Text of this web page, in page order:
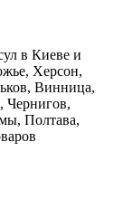
в Киеве и
Херсон,
Винница,
Чернигов,
Полтава,